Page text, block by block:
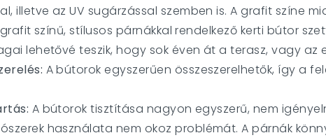
illetve az UV sugárzással szemben is. A grafit színe
színű, stílusos párnákkal rendelkező kerti bútor
lehetővé teszik, hogy sok éven át a terasz, vagy az
A bútorok egyszerűen összeszerelhetők, így a
A bútorok tisztítása nagyon egyszerű, nem
használata nem okoz problémát. A párnák